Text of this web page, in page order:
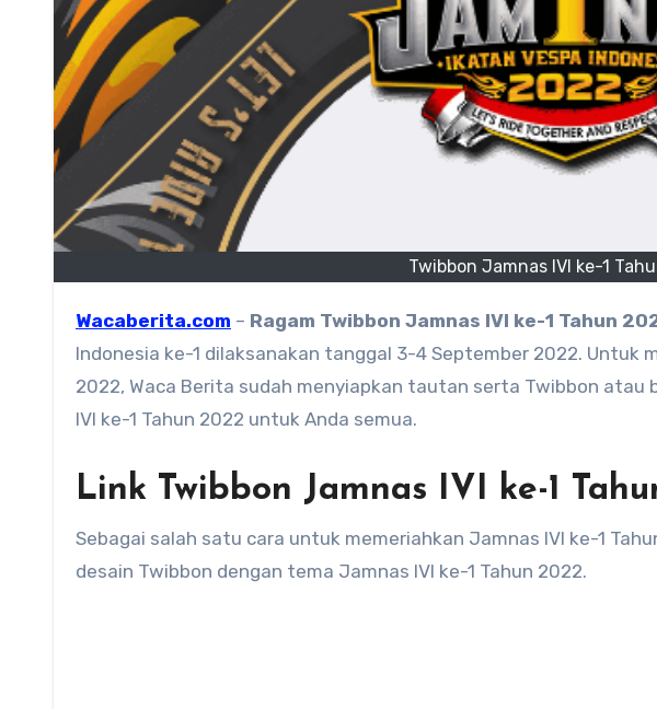
Twibbon Jamnas IVI ke-1
Wacaberita.com – Ragam Twibbon Jamnas IVI ke-1 Tahun
Indonesia ke-1 dilaksanakan tanggal 3-4 September 2022. Untuk
2022, Waca Berita sudah menyiapkan tautan serta Twibbon
IVI ke-1 Tahun 2022 untuk Anda semua.
Link Twibbon Jamnas IVI ke-1
Sebagai salah satu cara untuk memeriahkan Jamnas IVI ke-1
desain Twibbon dengan tema Jamnas IVI ke-1 Tahun 2022.